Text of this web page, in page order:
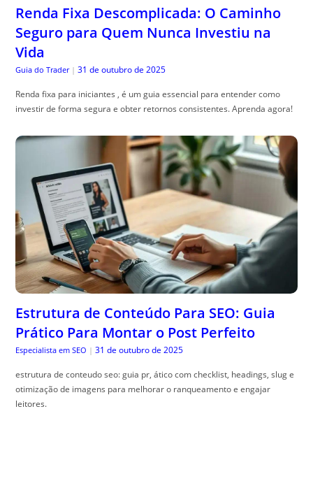
Renda fixa para iniciantes , é um guia essencial para entender como
investir de forma segura e obter retornos consistentes. Aprenda agora!
Estrutura de Conteúdo Para SEO: Guia
Prático Para Montar o Post Perfeito
Especialista em SEO | 31 de outubro de 2025
otimização de imagens para melhorar o ranqueamento e engajar
leitores.